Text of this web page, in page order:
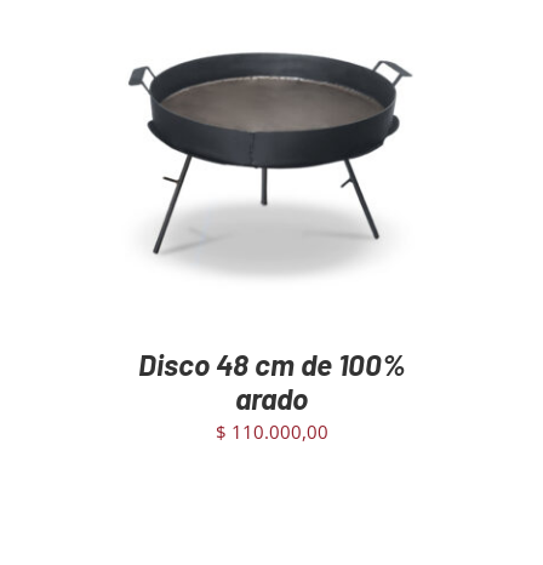
AGREGAR AL CARRITO DETAILS
Disco 48 cm de 100%
arado
$ 110.000,00